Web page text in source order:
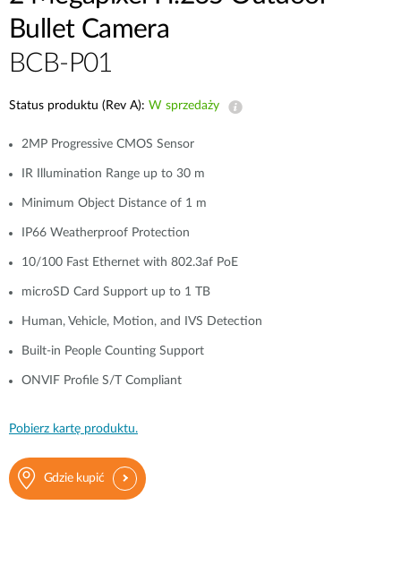
Bullet Camera
BCB-P01
Status produktu (Rev A): W sprzedaży
2MP Progressive CMOS Sensor
IR Illumination Range up to 30 m
Minimum Object Distance of 1 m
IP66 Weatherproof Protection
10/100 Fast Ethernet with 802.3af PoE
microSD Card Support up to 1 TB
Human, Vehicle, Motion, and IVS Detection
Built-in People Counting Support
ONVIF Profile S/T Compliant
Pobierz kartę produktu.
Gdzie kupić